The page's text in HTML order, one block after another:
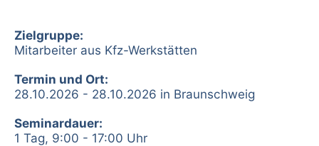
Zielgruppe:
Mitarbeiter aus Kfz-Werkstätten
Termin und Ort:
28.10.2026 - 28.10.2026 in Braunschweig
Seminardauer:
1 Tag, 9:00 - 17:00 Uhr